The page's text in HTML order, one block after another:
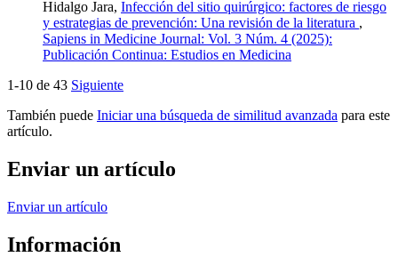
Hidalgo Jara, Infección del sitio quirúrgico: factores de riesgo
y estrategias de prevención: Una revisión de la literatura ,
Sapiens in Medicine Journal: Vol. 3 Núm. 4 (2025):
Publicación Continua: Estudios en Medicina
1-10 de 43 Siguiente
También puede Iniciar una búsqueda de similitud avanzada para este
artículo.
Enviar un artículo
Enviar un artículo
Información